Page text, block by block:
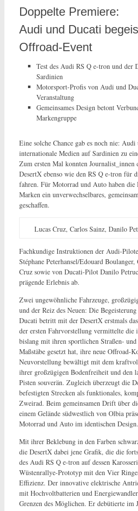
Doppelte Premiere:
Audi und Ducati
Offroad-Event
Test des Audi RS Q e-tron und der
Sardinien
Motorsport-Profis von Audi und
Veranstaltung
Gemeinsames Design betont
Markengruppe
Eine solche Chance gab es noch nie:
internationale Medien auf Sardinien zu
Zum ersten Mal konnten Journalist_innen
DesertX ebenso wie den RS Q e-tron für
fahren. Für Motorrad und Auto haben die
Marken ein unverwechselbares,
geschaffen.
Lucas Cruz, Carlos Sainz, Danilo
Fachkundige Instruktionen der Audi-
Stéphane Peterhansel/Edouard
Cruz sowie von Ducati-Pilot Danilo
prägende Erlebnis ab.
Zwei ungewöhnliche Fahrzeuge,
und der Reiz des Neuen: Die
Ducati betritt mit der DesertX erstmals
der ersten Fahrvorstellung vermittelte die
bislang mit ihren sportlichen Straßen-
Maßstäbe gesetzt hat, ihre neue Offroad-
Neuvorstellung bewältigt mit dem
ihrer großzügigen Bodenfreiheit und den
Pisten souverän. Zugleich überzeugt die
befestigten Strecken als funktionales,
Zweirad. Beim gemeinsamen Drift über
einem Gelände südwestlich von Olbia
Motorrad und Auto im identischen Design.
Mit ihrer Beklebung in den Farben
die DesertX dabei jene Grafik, die die
des Audi RS Q e-tron auf dessen
Wüstenrallye-Prototyp mit den Vier
Effizienz. Der innovative elektrische
mit Hochvoltbatterien und
Grenzen des Möglichen. Er debütierte im